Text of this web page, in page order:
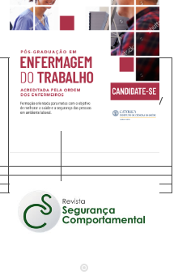
Ordem
Recomendações/
observações